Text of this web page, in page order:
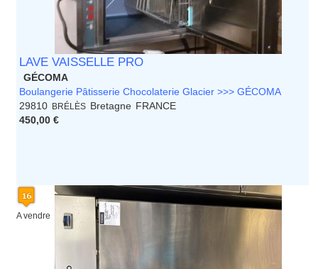
LAVE VAISSELLE PRO
GÉCOMA
Boulangerie Pâtisserie Chocolaterie Glacier >>> GÉCOMA
29810
BRÉLÈS Bretagne FRANCE
450,00 €
A vendre